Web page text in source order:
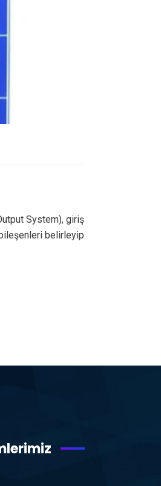
System), giriş
bileşenleri belirleyip